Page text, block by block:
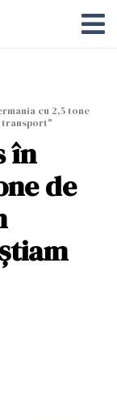
cu 2,5 tone
transport"
în
de